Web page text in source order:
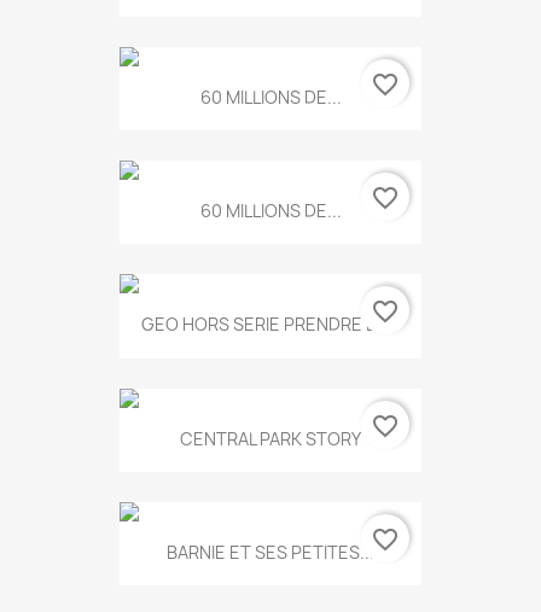
60 MILLIONS DE... favorite_border
60 MILLIONS DE... favorite_border
GEO HORS SERIE PRENDRE LE...
favorite_border
CENTRAL PARK STORY favorite_border
BARNIE ET SES PETITES...favorite_border